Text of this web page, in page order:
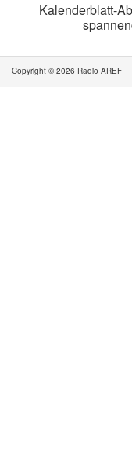
Kalenderblatt-
Copyright © 2026 Radio AREF